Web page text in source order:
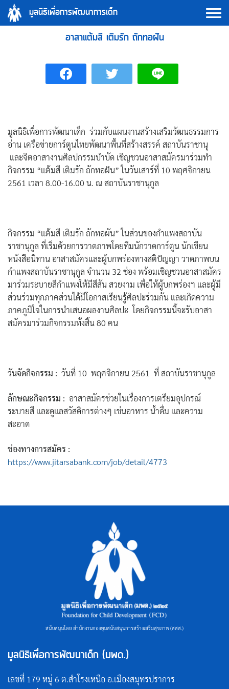
Skip
ค้นหา
สำหรับ:
มูลนิธิเพื่อการพัฒนาการเด็ก
อาสาแต้มสี เติมรัก ถักทอฝัน
มูลนิธิเพื่อการพัฒนาเด็ก ร่วมกับแผนงานสร้างเสริมวัฒนธรรมการ
อ่าน เครือข่ายการ์ตูนไทยพัฒนาพื้นที่สร้างสรรค์ สถาบันราชานุ
และจิตอาสางานศิลปกรรมบำบัด เชิญชวนอาสาสมัครมาร่วมทำ
กิจกรรม “แต้มสี เติมรัก ถักทอฝัน” ในวันเสาร์ที่ 10 พฤศจิกายน
2561 เวลา 8.00-16.00 น. ณ สถาบันราชานุกูล
กิจกรรม “แต้มสี เติมรัก ถักทอผัน” ในส่วนของกำแพงสถาบัน
ราชานุกูล ที่เริ่มด้วยการวาดภาพโดยทีมนักวาดการ์ตูน นักเขียน
หนังสือนิทาน อาสาสมัครและผู้บกพร่องทางสติปัญญา วาดภาพบน
กำแพงสถาบันราชานุกูล จำนวน 32 ช่อง พร้อมเชิญชวนอาสาสมัคร
มาร่วมระบายสีกำแพงให้มีสีสัน สวยงาม เพื่อให้ผู้บกพร่องฯ และผู้มี
ส่วนร่วมทุกภาคส่วนได้มีโอกาสเรียนรู้ศิลปะร่วมกัน และเกิดความ
ภาคภูมิใจในการนำเสนอผลงานศิลปะ โดยกิจกรรมนี้จะรับอาสา
สมัครมาร่วมกิจกรรมทั้งสิ้น 80 คน
วันจัดกิจกรรม : วันที่ 10 พฤศจิกายน 2561 ที่ สถาบันราชานุกูล
ลักษณะกิจกรรม : อาสาสมัครช่วยในเรื่องการเตรียมอุปกรณ์
ระบายสี และดูแลสวัสดิการต่างๆ เช่นอาหาร น้ำดื่ม และความ
สะอาด
ช่องทางการสมัคร :
https://www.jitarsabank.com/job/detail/4773
สนับสนุนโดย สำนักงานกองทุนสนับสนุนการสร้างเสริมสุขภาพ (สสส.)
มูลนิธิเพื่อการพัฒนาเด็ก (มพด.)
เลขที่ 179 หมู่ 6 ต.สำโรงเหนือ อ.เมืองสมุทรปราการ